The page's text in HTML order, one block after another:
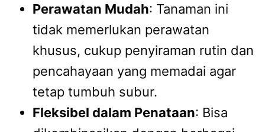
Perawatan Mudah: Tanaman ini
tidak memerlukan perawatan
khusus, cukup penyiraman rutin dan
pencahayaan yang memadai agar
tetap tumbuh subur.
Fleksibel dalam Penataan: Bisa